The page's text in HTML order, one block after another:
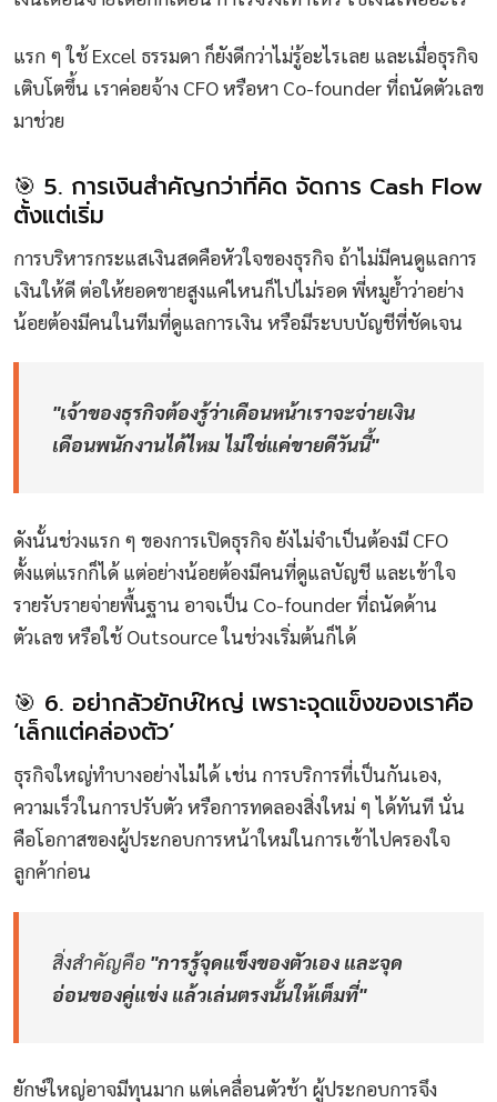
แรก ๆ ใช้ Excel ธรรมดา ก็ยังดีกว่าไม่รู้อะไรเลย และเมื่อธุรกิจ
เติบโตขึ้น เราค่อยจ้าง CFO หรือหา Co-founder ที่ถนัดตัวเลข
มาช่วย
🎯 5. การเงินสำคัญกว่าที่คิด จัดการ Cash Flow
ตั้งแต่เริ่ม
การบริหารกระแสเงินสดคือหัวใจของธุรกิจ ถ้าไม่มีคนดูแลการ
เงินให้ดี ต่อให้ยอดขายสูงแค่ไหนก็ไปไม่รอด พี่หมูย้ำว่าอย่าง
น้อยต้องมีคนในทีมที่ดูแลการเงิน หรือมีระบบบัญชีที่ชัดเจน
"เจ้าของธุรกิจต้องรู้ว่าเดือนหน้าเราจะจ่ายเงิน
เดือนพนักงานได้ไหม ไม่ใช่แค่ขายดีวันนี้"
ดังนั้นช่วงแรก ๆ ของการเปิดธุรกิจ ยังไม่จำเป็นต้องมี CFO
ตั้งแต่แรกก็ได้ แต่อย่างน้อยต้องมีคนที่ดูแลบัญชี และเข้าใจ
รายรับรายจ่ายพื้นฐาน อาจเป็น Co-founder ที่ถนัดด้าน
ตัวเลข หรือใช้ Outsource ในช่วงเริ่มต้นก็ได้
🎯 6. อย่ากลัวยักษ์ใหญ่ เพราะจุดแข็งของเราคือ
‘เล็กแต่คล่องตัว’
ธุรกิจใหญ่ทำบางอย่างไม่ได้ เช่น การบริการที่เป็นกันเอง,
ความเร็วในการปรับตัว หรือการทดลองสิ่งใหม่ ๆ ได้ทันที นั่น
คือโอกาสของผู้ประกอบการหน้าใหม่ในการเข้าไปครองใจ
ลูกค้าก่อน
สิ่งสำคัญคือ "การรู้จุดแข็งของตัวเอง และจุด
อ่อนของคู่แข่ง แล้วเล่นตรงนั้นให้เต็มที่"
ยักษ์ใหญ่อาจมีทุนมาก แต่เคลื่อนตัวช้า ผู้ประกอบการจึง